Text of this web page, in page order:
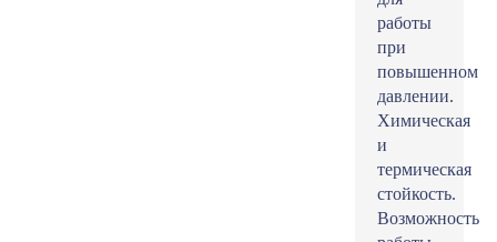
работы
при
повышенном
давлении.
Химическая
и
термическая
стойкость.
Возможность